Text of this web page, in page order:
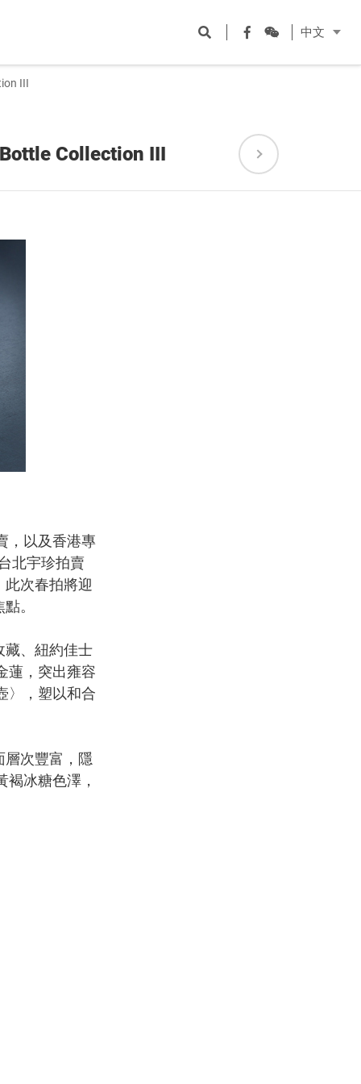
Facebook
WeChat
中文
III
Collection III
，以及香港專
北宇珍拍賣
次春拍將迎
。
藏、紐約佳士
蓮，突出雍容
〉，塑以和合
層次豐富，隱
冰糖色澤，